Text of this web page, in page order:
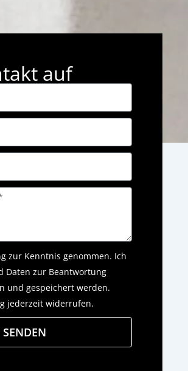
auf
zur Kenntnis genommen. Ich
Daten zur Beantwortung
und gespeichert werden.
jederzeit widerrufen.